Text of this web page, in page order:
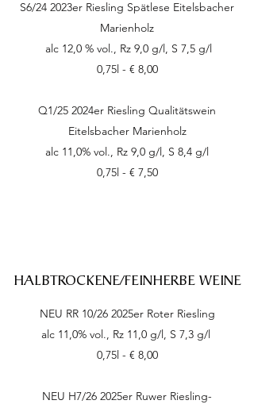
S6/24 2023er Riesling Spätlese Eitelsbacher
Marienholz
alc 12,0 % vol., Rz 9,0 g/l, S 7,5 g/l
0,75l - € 8,00
Q1/25 2024er Riesling Qualitätswein
Eitelsbacher Marienholz
alc 11,0% vol., Rz 9,0 g/l, S 8,4 g/l
0,75l - € 7,50
HALBTROCKENE/FEINHERBE WEINE
NEU RR 10/26 2025er Roter Riesling​
alc 11,0% vol., Rz 11,0 g/l, S 7,3 g/l
0,75l - € 8,00
NEU H7/26 2025er Ruwer Riesling-